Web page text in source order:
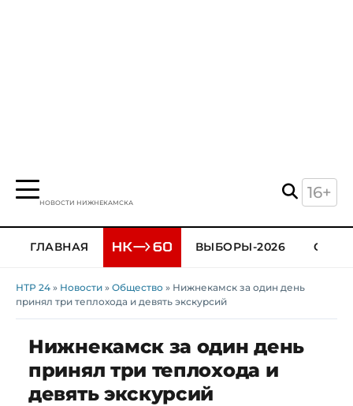
НОВОСТИ НИЖНЕКАМСКА
16+
ГЛАВНАЯ ВЫБОРЫ-2026
НТР 24 » Новости » Общество » Нижнекамск за один день
принял три теплохода и девять экскурсий
Нижнекамск за один день
принял три теплохода и
девять экскурсий